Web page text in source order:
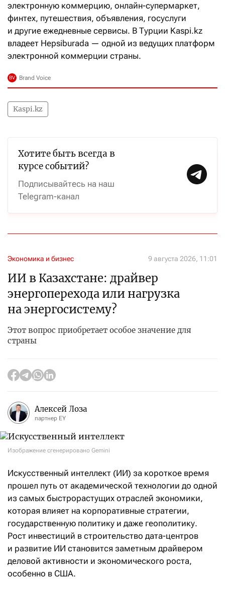
электронную коммерцию, онлайн-супермаркет,
финтех, путешествия, объявления, госуслуги
и другие ежедневные сервисы. В Турции Kaspi.kz
владеет Hepsiburada — одной из ведущих платформ
электронной коммерции страны.
Kaspi.kz
Хотите быть всегда в
курсе событий?
Подписывайтесь на наш
Telegram-канал
Экономика и бизнес 9 августа 2026, 11:01
ИИ в Казахстане: драйвер
энергоперехода или нагрузка
на энергосистему?
Этот вопрос приобретает особое значение для
страны
Алексей Лоза
партнер EY
Изображение сгенерировано Gemini
Искусственный интеллект (ИИ) за короткое время
прошел путь от академической технологии до одной
из самых быстрорастущих отраслей экономики,
которая влияет на корпоративные стратегии,
государственную политику и даже геополитику.
Рост инвестиций в строительство дата-центров
и развитие ИИ становится заметным драйвером
деловой активности и экономического роста,
особенно в США.